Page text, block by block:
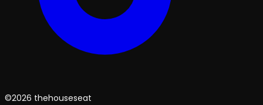
©2026 thehouseseat